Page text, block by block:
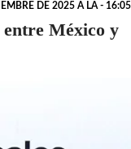
DE 2025 A LA - 16:05
entre México y